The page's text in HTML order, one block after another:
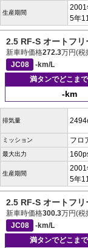
生産期間
2001
5年
2.5 RF-S オートフリ
新車時価格272.3万円(税
JC08
-km/L
満タンでどこま
-km
排気量
ミッション フロ
最大出力
生産期間
2001
5年
2.5 RF-S オートフ
新車時価格300.3万円(税
JC08
-km/L
満タンでどこま